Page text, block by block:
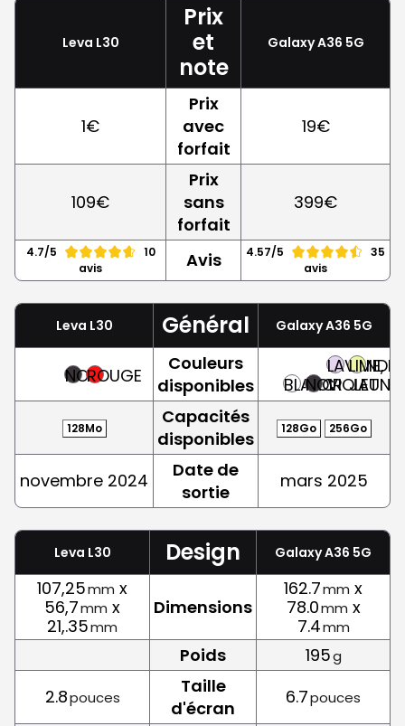
Leva L30
Prix
et
note
Galaxy A36 5G
1€
Prix
avec
forfait
19€
109€
Prix
sans
forfait
399€
4.7/5
10
avis
Avis 4.57/5
35
avis
Leva L30 Général Galaxy A36 5G
NOIRROUGE
Couleurs
disponibles
BLANC
NOIR
LAVANDE,
VIOLET
LIME,
JAUNE
128Mo
Capacités
disponibles
128Go 256Go
novembre 2024
Date de
sortie
mars 2025
Leva L30 Design Galaxy A36 5G
107,25mm x
56,7mm x
21,.35mm
Dimensions
162.7mm x
78.0mm x
7.4mm
Poids 195g
2.8pouces
Taille
d'écran
6.7pouces